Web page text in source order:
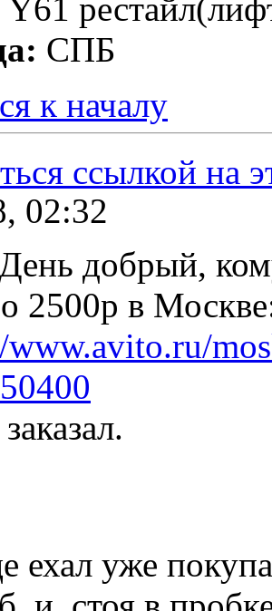
Y61
СПБ
к началу
02:32
добрый,
2500р в
ехал уже